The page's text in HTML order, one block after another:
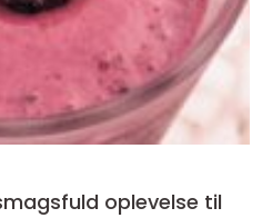
oplevelse til